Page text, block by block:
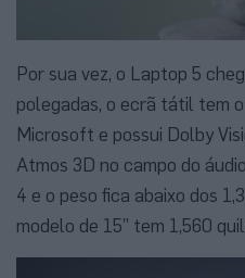
Por sua vez, o Laptop 5
polegadas, o ecrã tátil tem
Microsoft e possui Dolby
Atmos 3D no campo do
4 e o peso fica abaixo dos
modelo de 15” tem 1,560